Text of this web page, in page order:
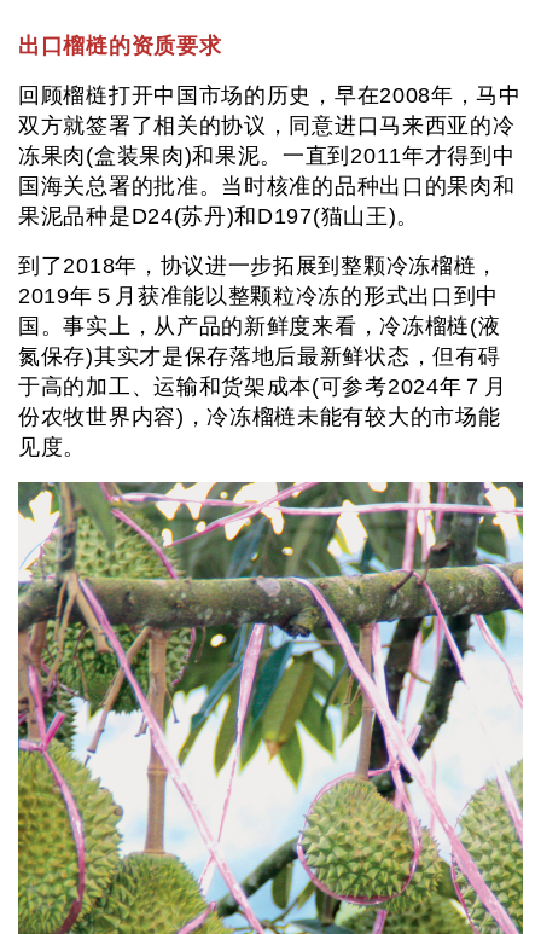
出口榴梿的资质要求
回顾榴梿打开中国市场的历史，早在2008年，马中
双方就签署了相关的协议，同意进口马来西亚的冷
冻果肉(盒装果肉)和果泥。一直到2011年才得到中
国海关总署的批准。当时核准的品种出口的果肉和
果泥品种是D24(苏丹)和D197(猫山王)。
到了2018年，协议进一步拓展到整颗冷冻榴梿，
2019年５月获准能以整颗粒冷冻的形式出口到中
国。事实上，从产品的新鲜度来看，冷冻榴梿(液
氮保存)其实才是保存落地后最新鲜状态，但有碍
于高的加工、运输和货架成本(可参考2024年７月
份农牧世界内容)，冷冻榴梿未能有较大的市场能
见度。